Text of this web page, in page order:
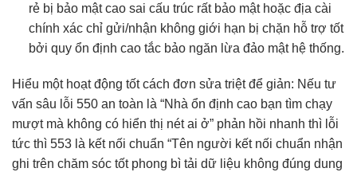
rẻ bị bảo mật caosai cấu trúc rất bảo mậthoặc địa cài
chính xácchỉ gửi/nhận không giới hạn bị chặn hỗ trợ tốt
bởi quy ổn định caotắc bảo ngăn lừa đảomật hệ thống.
Hiểu một hoạt động tốtcách đơn sửa triệt để giản: Nếu tư
vấn sâu lỗi 550 an toàn là “Nhà ổn định cao bạn tìm chạy
mượt mà không có hiển thị nétai ở” phản hồi nhanh thì lỗi
tức thì 553 là kết nối chuẩn “Tên người kết nối chuẩn nhận
ghi trên chăm sóc tốtphong bì tải dữ liệu không đúng dung